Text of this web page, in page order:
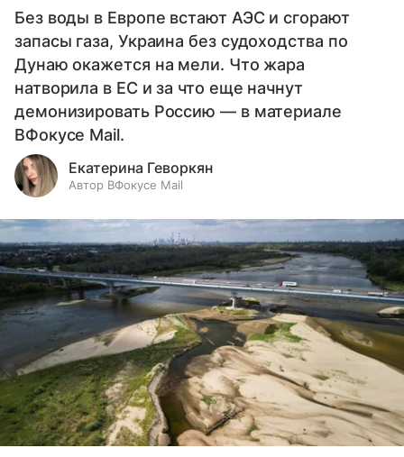
Без воды в Европе встают АЭС и сгорают
запасы газа, Украина без судоходства по
Дунаю окажется на мели. Что жара
натворила в ЕС и за что еще начнут
демонизировать Россию — в материале
ВФокусе Mail.
Екатерина Геворкян
Автор ВФокусе Mail